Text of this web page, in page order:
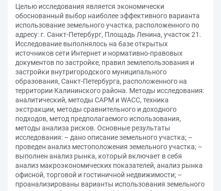
Целью исследования является экономически
обоснованный выбор наиболее эффективного варианта
использование земельного участка, расположенного по
адресу: г. Санкт-Петербург, Площадь Ленина, участок 21.
Исследование выполнялось на базе открытых
источников сети Интернет и нормативно-правовых
документов по застройке, правил землепользования и
застройки внутригородского муниципального
образования, Санкт-Петербурга, расположенного на
территории Калининского района. Методы исследования:
аналитический, методы CAPM и WACC, техника
экстракции, методы сравнительного и доходного
подходов, метод предполагаемого использования,
методы анализа рисков. Основные результаты
исследования: – дано описание земельного участка; –
проведен анализ местоположения земельного участка; –
выполнен анализ рынка, который включает в себя
анализ макроэкономических показателей, анализ рынка
офисной, торговой и гостиничной недвижимости; –
проанализированы варианты использования земельного